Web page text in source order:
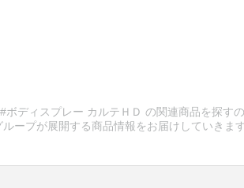
ボディスプレー カルテＨＤ の関連商品を探す
ループが展開する商品情報をお届けしていきま